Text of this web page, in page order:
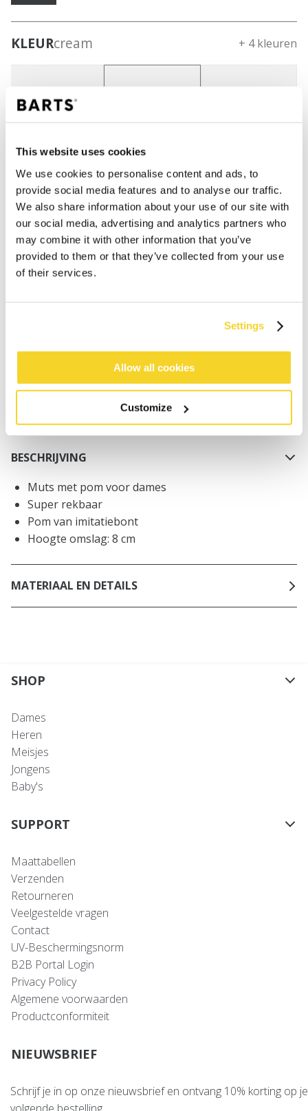
This website uses cookies
We use cookies to personalise content and ads, to
provide social media features and to analyse our traffic.
We also share information about your use of our site with
our social media, advertising and analytics partners who
may combine it with other information that you’ve
provided to them or that they’ve collected from your use
of their services.
Settings
Allow all cookies
Customize
KLEURcream + 4 kleuren
Gratis verzending voor orders boven € 50,- binnen
Binnen 30 dagen retourneren
BESCHRIJVING
Muts met pom voor dames
Super rekbaar
Pom van imitatiebont
Hoogte omslag: 8 cm
MATERIAAL EN DETAILS
SHOP
Dames
Heren
Meisjes
Jongens
Baby's
SUPPORT
Maattabellen
Verzenden
Retourneren
Veelgestelde vragen
Contact
UV-Beschermingsnorm
B2B Portal Login
Privacy Policy
Algemene voorwaarden
Productconformiteit
NIEUWSBRIEF
Schrijf je in op onze nieuwsbrief en ontvang 10% korting op je